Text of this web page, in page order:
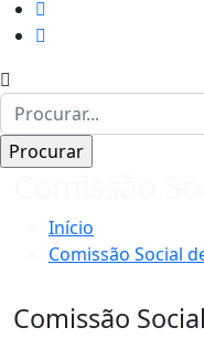
Início
Comissão Social
Comissão